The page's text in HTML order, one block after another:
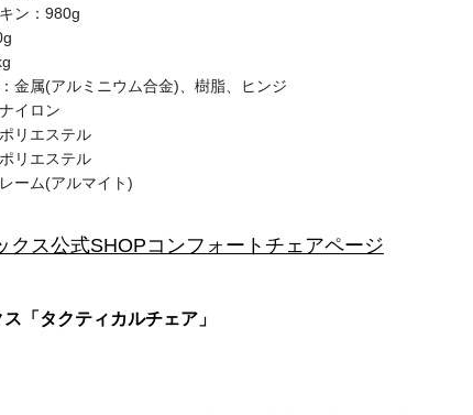
ン：980g
金属(アルミニウム合金)、樹脂、ヒンジ
イロン
リエステル
リエステル
ーム(アルマイト)
クス公式SHOPコンフォートチェアページ
「タクティカルチェア」